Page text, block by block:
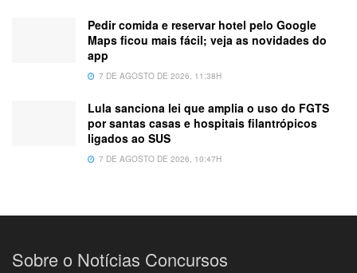
Pedir comida e reservar hotel pelo Google
Maps ficou mais fácil; veja as novidades do
app
7 DE AGOSTO DE 2026, 11:38H
Lula sanciona lei que amplia o uso do FGTS
por santas casas e hospitais filantrópicos
ligados ao SUS
7 DE AGOSTO DE 2026, 10:47H
Sobre o Notícias Concursos